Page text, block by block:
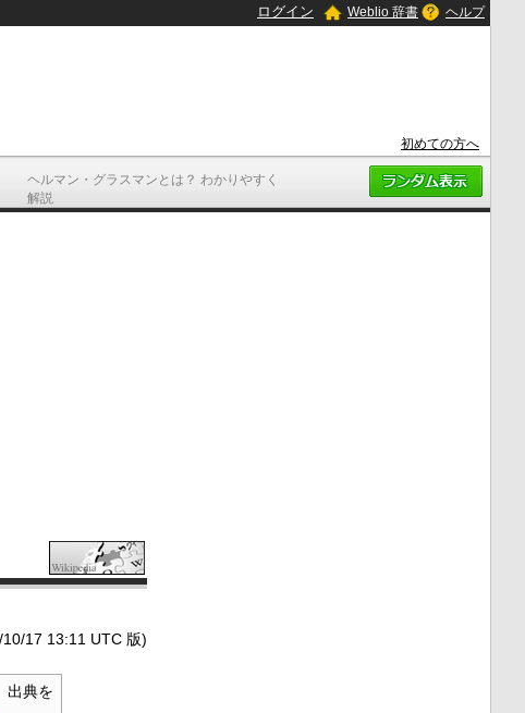
ヘルマン・グラスマンとは？ わかりやすく
解説
ログイン Weblio 辞書 ヘルプ
初めての方へ
17 13:11 UTC 版)
出典を